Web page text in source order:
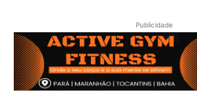
Publicidade